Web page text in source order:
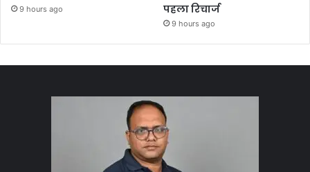
9 hours ago
पहला रिचार्ज
9 hours ago